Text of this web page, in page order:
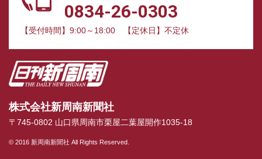
0834-26-0303
【受付時間】9:00～18:00 【定休日】不定休
株式会社新周南新聞社
〒745-0802 山口県周南市栗屋二葉屋開作1035-18
© 2016 新周南新聞社 All Rights Reserved.